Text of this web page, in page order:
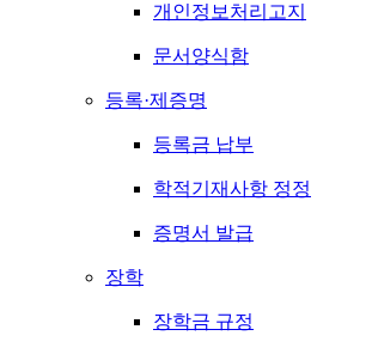
개인정보처리고지
문서양식함
등록·제증명
등록금 납부
학적기재사항 정정
증명서 발급
장학
장학금 규정